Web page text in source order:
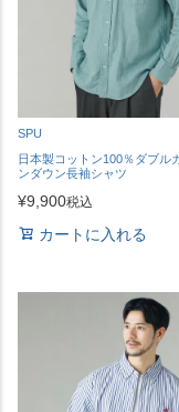
SPU
日本製コットン100％ダブル
ンダウン長袖シャツ
¥9,900税込
カートに入れる